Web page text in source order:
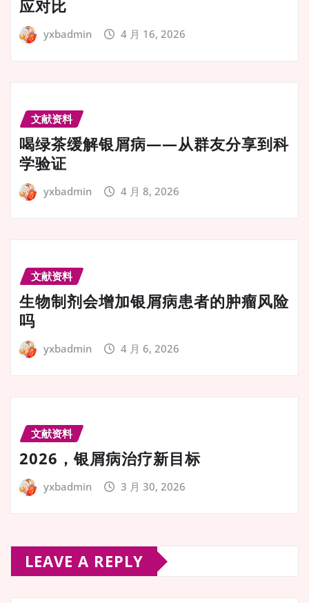
应对比
yxbadmin 4 月 16, 2026
文献资料
喝绿茶缓解银屑病——从群友分享到科
学验证
yxbadmin 4 月 8, 2026
文献资料
生物制剂会增加银屑病患者的肿瘤风险
吗
yxbadmin 4 月 6, 2026
文献资料
2026，银屑病治疗新目标
yxbadmin 3 月 30, 2026
LEAVE A REPLY